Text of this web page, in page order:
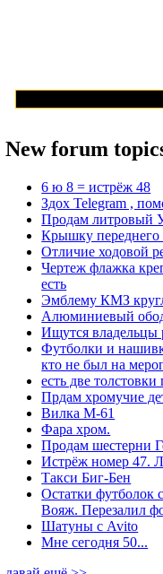
New forum
6 ю 8 = истрёж 48
Здох Telegram ,
Продам литровый
Крышку переднего
Отличие ходовой
Чертеж флажка
есть
Эмблему КМЗ
Алюминиевый обод
Ищутся владельцы
Футболки и
кто не был на
есть две
Прдам хромучие
Вилка М-61
Фара хром.
Продам шестерни
Истрёж номер 47.
Такси Биг-Бен
Остатки
Вояж. Перезалил
Шатуны с Avito
Мне сегодня 50...